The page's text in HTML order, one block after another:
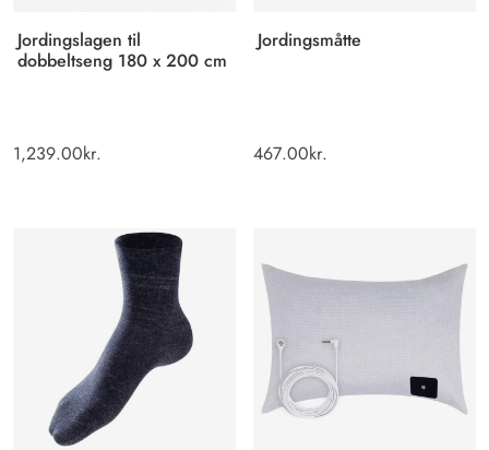
Jordingslagen til
dobbeltseng 180 x 200 cm
1,239.00kr.
Jordingsmåtte
467.00kr.